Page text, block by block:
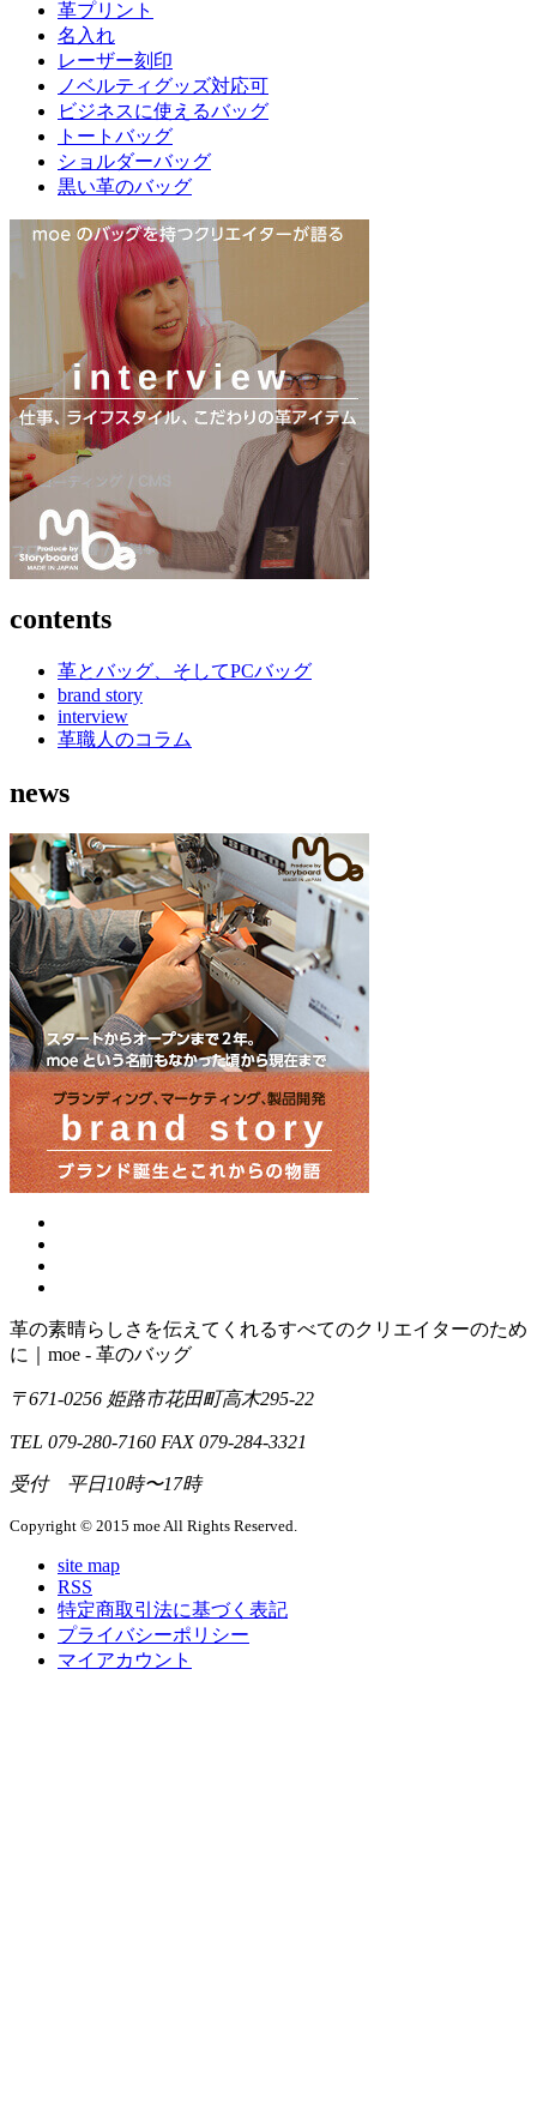
革プリント
名入れ
レーザー刻印
ノベルティグッズ対応可
ビジネスに使えるバッグ
トートバッグ
ショルダーバッグ
黒い革のバッグ
contents
革とバッグ、そしてPCバッグ
brand story
interview
革職人のコラム
news
革の素晴らしさを伝えてくれるすべてのクリエイターのため
に｜moe - 革のバッグ
〒671-0256 姫路市花田町高木295-22
TEL 079-280-7160 FAX 079-284-3321
受付 平日10時〜17時
Copyright © 2015 moe All Rights Reserved.
site map
RSS
特定商取引法に基づく表記
プライバシーポリシー
マイアカウント